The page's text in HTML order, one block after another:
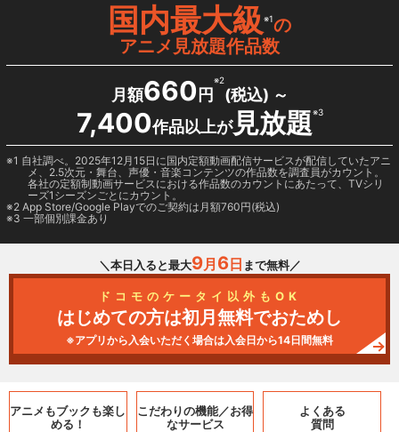
国内最大級※1の
アニメ見放題作品数
月額660 円
※2
(税込) ～
7,400作品以上が見放題※3
1 自社調べ。2025年12月15日に国内定額動画配信サービスが配信していたアニ
メ、2.5次元・舞台、声優・音楽コンテンツの作品数を調査員がカウント。
各社の定額制動画サービスにおける作品数のカウントにあたって、TVシリ
ーズ1シーズンごとにカウント。
2 App Store/Google Playでのご契約は月額760円(税込)
3 一部個別課金あり
＼本日入ると最大9月 6日 まで無料／
ドコモのケータイ以外もOK
はじめての方は初月無料でおためし
※アプリから入会いただく場合は入会日から14日間無料
アニメもブックも楽し
める！
こだわりの機能／お得
なサービス
よくある
質問